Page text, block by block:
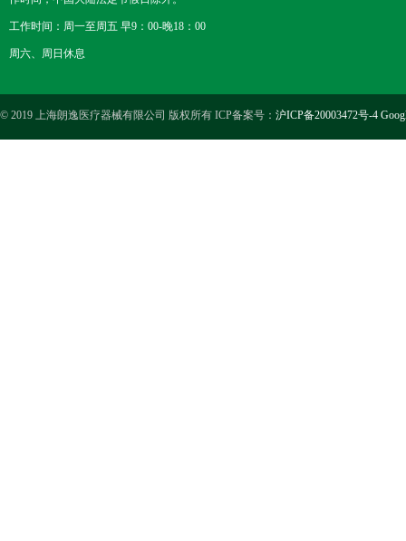
工作时间：周一至周五 早9：00-晚18：00
周六、周日休息
© 2019 上海朗逸医疗器械有限公司 版权所有 ICP备案号： 沪ICP备20003472号-4